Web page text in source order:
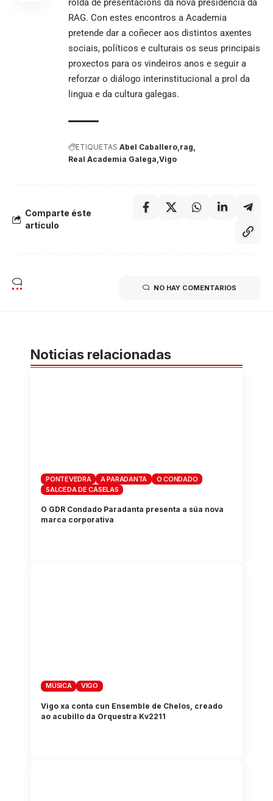
RAG. Con estes encontros a Academia
pretende dar a coñecer aos distintos axentes
sociais, políticos e culturais os seus principais
proxectos para os vindeiros anos e seguir a
reforzar o diálogo interinstitucional a prol da
lingua e da cultura galegas.
ETIQUETAS Abel Caballero rag
Real Academia Galega Vigo
Comparte éste
artículo
NO HAY COMENTARIOS
Noticias relacionadas
PONTEVEDRA A PARADANTA
O CONDADO
SALCEDA DE CASELAS
O GDR Condado Paradanta presenta a súa nova
marca corporativa
MÚSICA VIGO
Vigo xa conta cun Ensemble de Chelos, creado
ao acubillo da Orquestra Kv2211